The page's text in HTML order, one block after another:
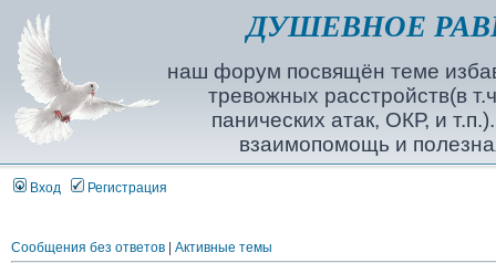
ДУШЕВНОЕ
наш форум посвящён теме
тревожных расстройств(в
панических атак, ОКР, и
взаимопомощь и
Вход Регистрация
Сообщения без ответов| Активные темы